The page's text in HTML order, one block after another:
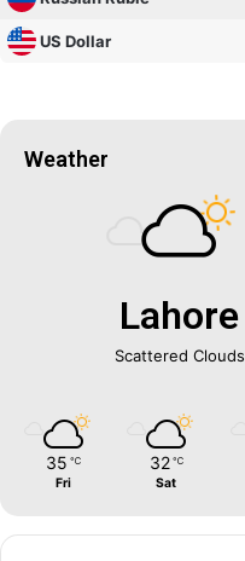
US Dollar
Weather
Lahore
Scattered Clouds
35 ℃
Fri
32 ℃
Sat